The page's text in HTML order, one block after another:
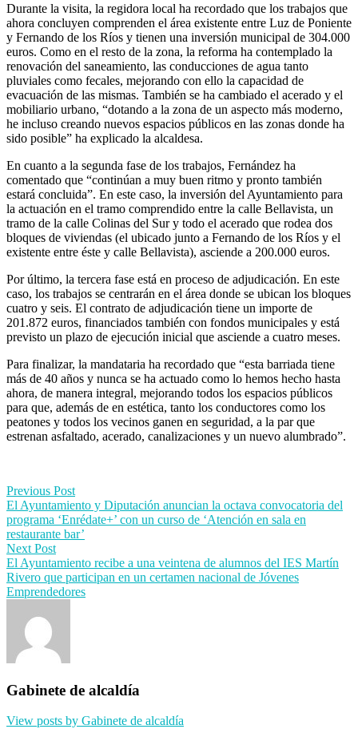
Durante la visita, la regidora local ha recordado que los trabajos que
ahora concluyen comprenden el área existente entre Luz de Poniente
y Fernando de los Ríos y tienen una inversión municipal de 304.000
euros. Como en el resto de la zona, la reforma ha contemplado la
renovación del saneamiento, las conducciones de agua tanto
pluviales como fecales, mejorando con ello la capacidad de
evacuación de las mismas. También se ha cambiado el acerado y el
mobiliario urbano, “dotando a la zona de un aspecto más moderno,
he incluso creando nuevos espacios públicos en las zonas donde ha
sido posible” ha explicado la alcaldesa.
En cuanto a la segunda fase de los trabajos, Fernández ha
comentado que “continúan a muy buen ritmo y pronto también
estará concluida”. En este caso, la inversión del Ayuntamiento para
la actuación en el tramo comprendido entre la calle Bellavista, un
tramo de la calle Colinas del Sur y todo el acerado que rodea dos
bloques de viviendas (el ubicado junto a Fernando de los Ríos y el
existente entre éste y calle Bellavista), asciende a 200.000 euros.
Por último, la tercera fase está en proceso de adjudicación. En este
caso, los trabajos se centrarán en el área donde se ubican los bloques
cuatro y seis. El contrato de adjudicación tiene un importe de
201.872 euros, financiados también con fondos municipales y está
previsto un plazo de ejecución inicial que asciende a cuatro meses.
Para finalizar, la mandataria ha recordado que “esta barriada tiene
más de 40 años y nunca se ha actuado como lo hemos hecho hasta
ahora, de manera integral, mejorando todos los espacios públicos
para que, además de en estética, tanto los conductores como los
peatones y todos los vecinos ganen en seguridad, a la par que
estrenan asfaltado, acerado, canalizaciones y un nuevo alumbrado”.
Post
navigation
Previous Post
El Ayuntamiento y Diputación anuncian la octava convocatoria del
programa ‘Enrédate+’ con un curso de ‘Atención en sala en
restaurante bar’
Next Post
El Ayuntamiento recibe a una veintena de alumnos del IES Martín
Rivero que participan en un certamen nacional de Jóvenes
Emprendedores
Gabinete de alcaldía
View posts by Gabinete de alcaldía